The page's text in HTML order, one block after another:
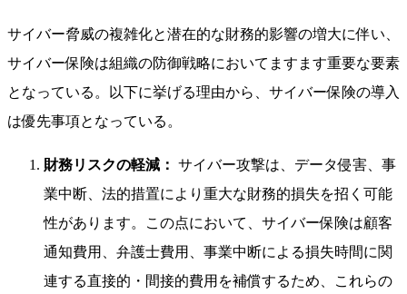
サイバー脅威の複雑化と潜在的な財務的影響の増大に伴い、
サイバー保険は組織の防御戦略においてますます重要な要素
となっている。以下に挙げる理由から、サイバー保険の導入
は優先事項となっている。
財務リスクの軽減： サイバー攻撃は、データ侵害、事
業中断、法的措置により重大な財務的損失を招く可能
性があります。この点において、サイバー保険は顧客
通知費用、弁護士費用、事業中断による損失時間に関
連する直接的・間接的費用を補償するため、これらの